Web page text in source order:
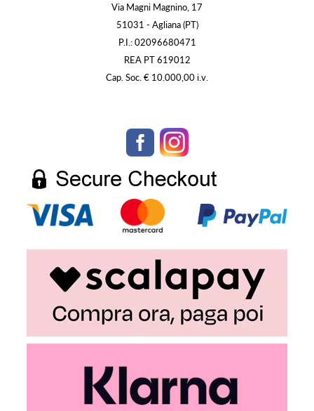
Via Magni Magnino, 17
51031 - Agliana (PT)
P.I.: 02096680471
REA PT 619012
Cap. Soc. € 10.000,00 i.v.